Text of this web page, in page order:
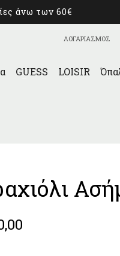
άνω των 60€
ΛΟΓΑΡΙΑΣΜΟΣ
GUESS LOISIR